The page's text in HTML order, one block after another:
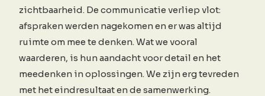
zichtbaarheid. De communicatie verliep vlot:
afspraken werden nagekomen en er was altijd
ruimte om mee te denken. Wat we vooral
waarderen, is hun aandacht voor detail en het
meedenken in oplossingen. We zijn erg tevreden
met het eindresultaat en de samenwerking.